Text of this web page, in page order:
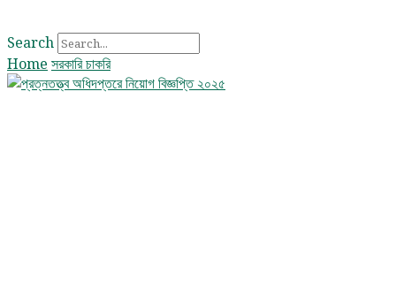
Search
Home সরকারি চাকরি